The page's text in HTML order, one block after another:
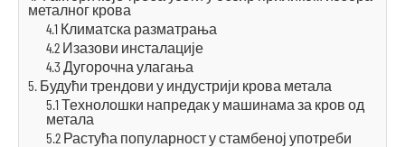
металног крова
4.1 Климатска разматрања
4.2 Изазови инсталације
4.3 Дугорочна улагања
5. Будући трендови у индустрији крова метала
5.1 Технолошки напредак у машинама за кров од
метала
5.2 Растућа популарност у стамбеној употреби